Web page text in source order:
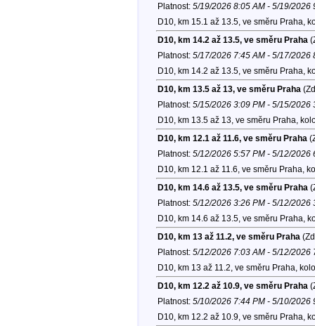
Platnost: 5/19/2026 8:05 AM - 5/19/2026
D10, km 15.1 až 13.5, ve směru Praha,
D10, km 14.2 až 13.5, ve směru Praha
Platnost: 5/17/2026 7:45 AM - 5/17/2026
D10, km 14.2 až 13.5, ve směru Praha,
D10, km 13.5 až 13, ve směru Praha
Platnost: 5/15/2026 3:09 PM - 5/15/2026
D10, km 13.5 až 13, ve směru Praha,
D10, km 12.1 až 11.6, ve směru Praha
Platnost: 5/12/2026 5:57 PM - 5/12/2026
D10, km 12.1 až 11.6, ve směru Praha,
D10, km 14.6 až 13.5, ve směru Praha
Platnost: 5/12/2026 3:26 PM - 5/12/2026
D10, km 14.6 až 13.5, ve směru Praha,
D10, km 13 až 11.2, ve směru Praha
Platnost: 5/12/2026 7:03 AM - 5/12/2026
D10, km 13 až 11.2, ve směru Praha,
D10, km 12.2 až 10.9, ve směru Praha
Platnost: 5/10/2026 7:44 PM - 5/10/2026
D10, km 12.2 až 10.9, ve směru Praha,